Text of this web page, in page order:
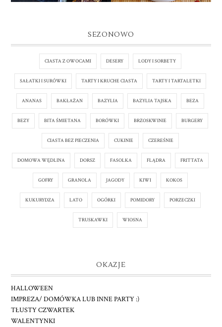
SEZONOWO
CIASTA Z OWOCAMI DESERY LODY I SORBETY
SAŁATKI I SURÓWKI TARTY I KRUCHE CIASTA TARTY I TARTALETKI
ANANAS BAKŁAŻAN BAZYLIA BAZYLIA TAJSKA BEZA
BEZY BITA ŚMIETANA BORÓWKI BRZOSKWINIE BURGERY
CIASTA BEZ PIECZENIA CUKINIE CZEREŚNIE
DOMOWA WĘDLINA DORSZ FASOLKA FLĄDRA FRITTATA
GOFRY GRANOLA JAGODY KIWI KOKOS
KUKURYDZA LATO OGÓRKI POMIDORY PORZECZKI
TRUSKAWKI WIOSNA
OKAZJE
HALLOWEEN
IMPREZA/ DOMÓWKA LUB INNE PARTY :)
TŁUSTY CZWARTEK
WALENTYNKI